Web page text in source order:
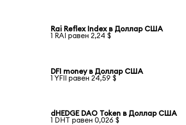
Rai Reflex Index в Доллар США
1 RAI равен 2,24 $
DFI money в Доллар США
1 YFII равен 24,59 $
dHEDGE DAO Token в Доллар США
1 DHT равен 0,026 $